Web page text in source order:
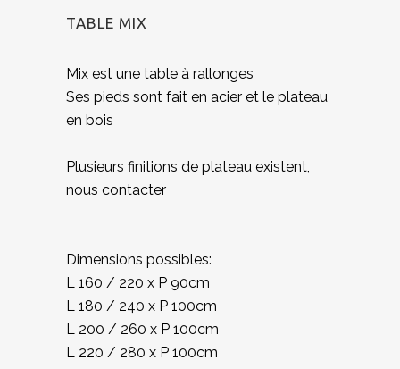
TABLE MIX
Mix est une table à rallonges
Ses pieds sont fait en acier et le plateau
en bois
Plusieurs finitions de plateau existent,
nous contacter
Dimensions possibles:
L 160 / 220 x P 90cm
L 180 / 240 x P 100cm
L 200 / 260 x P 100cm
L 220 / 280 x P 100cm